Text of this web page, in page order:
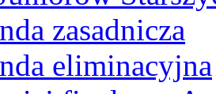
zasadnicza
eliminacyjna